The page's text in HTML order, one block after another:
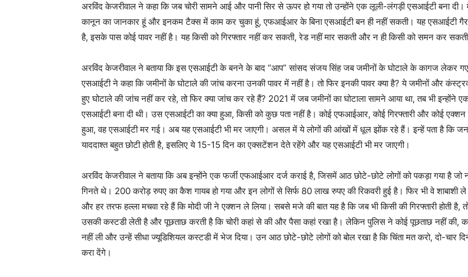
अरविंद केजरीवाल ने कहा कि जब चोरी सामने आई और पानी सिर से ऊपर हो गया तो उन्होंने एक लूली-लंगड़ी एसआईटी बना दी।
कानून का जानकार हूं और इनकम टैक्स में काम कर चुका हूं, एफआईआर के बिना एसआईटी बन ही नहीं सकती। यह एसआईटी
है, इसके पास कोई पावर नहीं है। यह किसी को गिरफ्तार नहीं कर सकती, रेड नहीं मार सकती और न ही किसी को समन कर
अरविंद केजरीवाल ने बताया कि इस एसआईटी के बनने के बाद “आप” सांसद संजय सिंह जब जमीनों के घोटाले के कागज लेकर
एसआईटी ने कहा कि जमीनों के घोटाले की जांच करना उनकी पावर में नहीं है। तो फिर इनकी पावर क्या है? ये जमीनों और
हुए घोटाले की जांच नहीं कर रहे, तो फिर क्या जांच कर रहे हैं? 2021 में जब जमीनों का घोटाला सामने आया था, तब भी इन्होंने
एसआईटी बना दी थी। उस एसआईटी का क्या हुआ, किसी को कुछ पता नहीं है। कोई एफआईआर, कोई गिरफ्तारी और कोई एक्शन
हुआ, वह एसआईटी मर गई। अब यह एसआईटी भी मर जाएगी। असल में ये लोगों की आंखों में धूल झोंक रहे हैं। इन्हें पता है कि
याददाश्त बहुत छोटी होती है, इसलिए ये 15-15 दिन का एक्सटेंशन देते रहेंगे और यह एसआईटी भी मर जाएगी।
अरविंद केजरीवाल ने बताया कि अब इन्होंने एक फर्जी एफआईआर दर्ज कराई है, जिसमें आठ छोटे-छोटे लोगों को पकड़ा गया है जो
गिनते थे। 200 करोड़ रुपए का कैश गायब हो गया और इन लोगों से सिर्फ 80 लाख रुपए की रिकवरी हुई है। फिर भी वे शाबाशी ले
और हर तरफ हल्ला मचवा रहे हैं कि मोदी जी ने एक्शन ले लिया। सबसे मजे की बात यह है कि जब भी किसी की गिरफ्तारी होती है,
उसकी कस्टडी लेती है और पूछताछ करती है कि चोरी कहां से की और पैसा कहां रखा है। लेकिन पुलिस ने कोई पूछताछ नहीं की,
नहीं ली और उन्हें सीधा ज्यूडिशियल कस्टडी में भेज दिया। उन आठ छोटे-छोटे लोगों को बोल रखा है कि चिंता मत करो, दो-चार
करा देंगे।